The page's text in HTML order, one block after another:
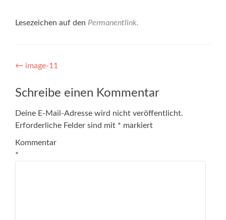
Lesezeichen auf den Permanentlink.
Artikel-
Navigation
← image-11
Schreibe einen Kommentar
Deine E-Mail-Adresse wird nicht veröffentlicht.
Erforderliche Felder sind mit * markiert
Kommentar
*